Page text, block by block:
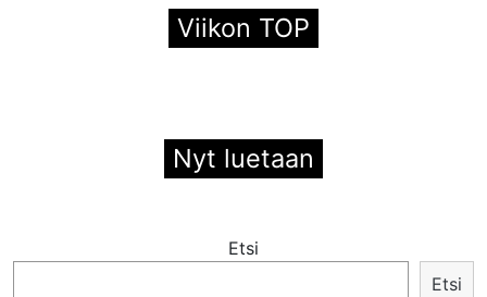
Viikon TOP
Nyt luetaan
Etsi
Etsi